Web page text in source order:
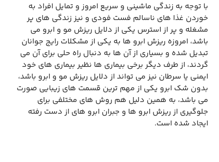
با توجه به زندگی ماشینی و سریع امروز و تمایل افراد به
خوردن غذا های ناسالم فست فودی و نیز زندگی ‌های پر
مشغله و پر از استرس یکی از دلایل ریزش مو و ابرو می
باشد، امروزه ریزش ابرو ها به یکی از مشکلات رایج جوانان
تبدیل شده و بسیاری از آن‌ ها به دنبال راه‌ حلی برای آن می
‌گردند، از طرف دیگر برخی بیماری‌ ها نظیر بیماری‌ های خود
ایمنی یا سرطان نیز می ‌تواند از دلایل ریزش مو و ابرو باشد،
بدون شک ابرو یکی از مهم ‌ترین قسمت های زیبایی صورت
می باشد، به همین دلیل هم روش ‌های مختلفی برای
جلوگیری از ریزش ابرو ها و جبران ابرو های از دست‌ رفته
ایجاد شده است.